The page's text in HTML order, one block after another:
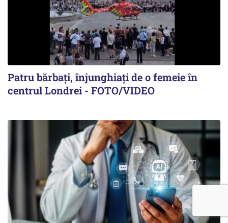
Patru bărbați, înjunghiați de o femeie în
centrul Londrei - FOTO/VIDEO